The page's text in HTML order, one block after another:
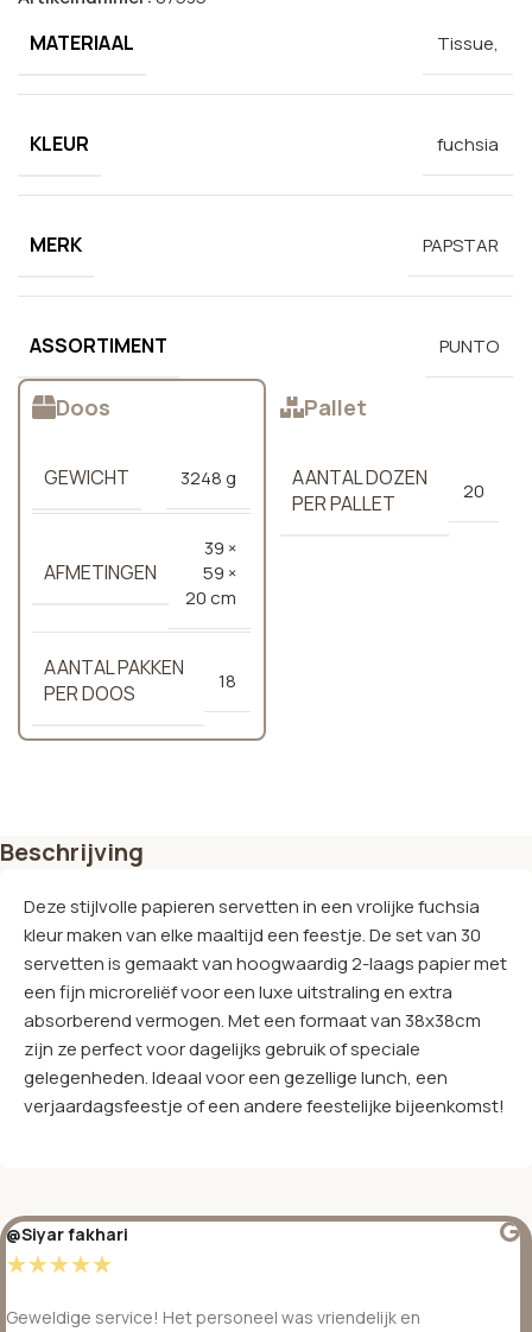
MATERIAAL Tissue,
KLEUR fuchsia
MERK PAPSTAR
ASSORTIMENT PUNTO
Doos
GEWICHT 3248 g
AFMETINGEN
39 ×
59 ×
20 cm
AANTAL PAKKEN
PER DOOS
18
Pallet
AANTAL DOZEN
PER PALLET
20
Beschrijving
Deze stijlvolle papieren servetten in een vrolijke fuchsia
kleur maken van elke maaltijd een feestje. De set van 30
servetten is gemaakt van hoogwaardig 2-laags papier met
een fijn microreliëf voor een luxe uitstraling en extra
absorberend vermogen. Met een formaat van 38x38cm
zijn ze perfect voor dagelijks gebruik of speciale
gelegenheden. Ideaal voor een gezellige lunch, een
verjaardagsfeestje of een andere feestelijke bijeenkomst!
@Siyar fakhari
☆☆☆☆☆
Geweldige service! Het personeel was vriendelijk en